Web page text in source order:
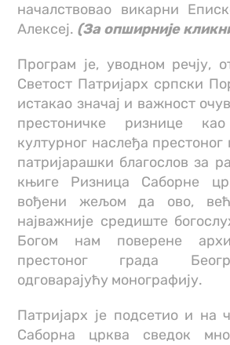
началствовао викарни
Алексеј. (За опширније
Програм је, уводном речју,
Светост Патријарх српски
истакао значај и важност
престоничке ризнице
културног наслеђа престоног
патријарашки благослов за
књиге Ризница Саборне
вођени жељом да ово,
најважније средиште
Богом нам поверене
престоног града
одговарајућу монографију.
Патријарх је подсетио и на
Саборна црква сведок